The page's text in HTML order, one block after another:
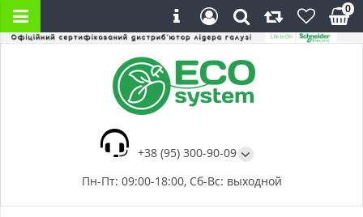
+38 (95) 300-90-09
Пн-Пт: 09:00-18:00, Сб-Вс: выходной
0